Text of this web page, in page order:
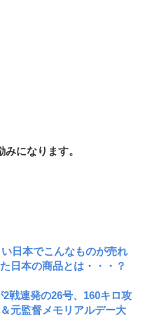
になります。
日本でこんなものが売れ
日本の商品とは・・・？
戦連発の26号、160キロ攻
元監督メモリアルデー大